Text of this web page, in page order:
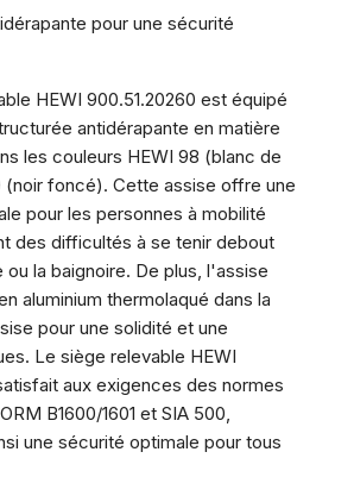
pour une sécurité
HEWI 900.51.20260 est équipé
antidérapante en matière
les couleurs HEWI 98 (blanc de
foncé). Cette assise offre une
pour les personnes à mobilité
des difficultés à se tenir debout
ou la baignoire. De plus, l'assise
aluminium thermolaqué dans la
pour une solidité et une
Le siège relevable HEWI
aux exigences des normes
B1600/1601 et SIA 500,
une sécurité optimale pour tous